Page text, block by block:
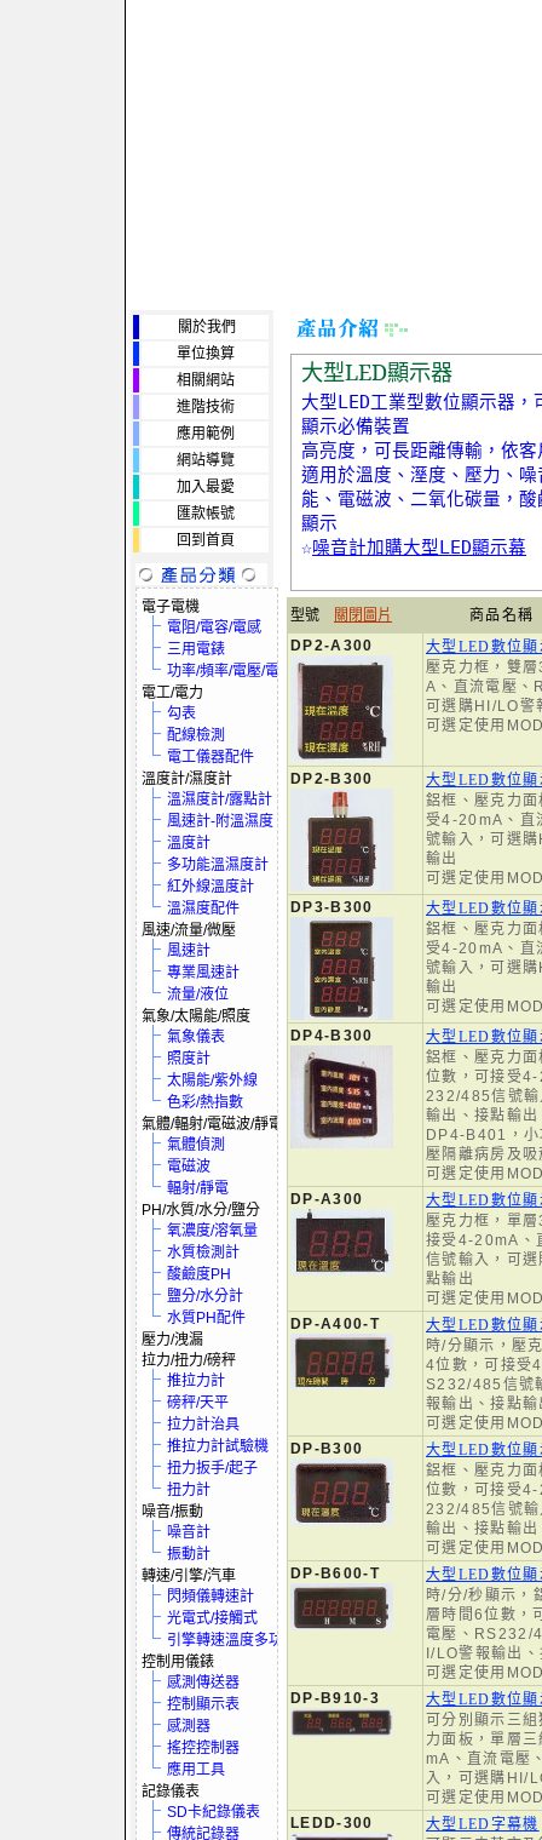
關於我們
單位換算
相關網站
進階技術
應用範例
網站導覽
加入最愛
匯款帳號
回到首頁
電子電機
電阻/電容/電感
三用電錶
功率/頻率/電壓/電流
電工/電力
勾表
配線檢測
電工儀器配件
溫度計/濕度計
溫濕度計/露點計
風速計-附溫濕度
溫度計
多功能溫濕度計
紅外線溫度計
溫濕度配件
風速/流量/微壓
風速計
專業風速計
流量/液位
氣象/太陽能/照度
氣象儀表
照度計
太陽能/紫外線
色彩/熱指數
氣體/輻射/電磁波/靜電
氣體偵測
電磁波
輻射/靜電
PH/水質/水分/鹽分
氧濃度/溶氧量
水質檢測計
酸鹼度PH
鹽分/水分計
水質PH配件
壓力/洩漏
拉力/扭力/磅秤
推拉力計
磅秤/天平
拉力計治具
推拉力計試驗機
扭力扳手/起子
扭力計
噪音/振動
噪音計
振動計
轉速/引擎/汽車
閃頻儀轉速計
光電式/接觸式
引擎轉速溫度多功電表
控制用儀錶
感測傳送器
控制顯示表
感測器
搖控控制器
應用工具
記錄儀表
SD卡紀錄儀表
傳統記錄器
大型LED顯示器
大型LED工業型數位顯示器
顯示必備裝置
高亮度，可長距離傳輸，依
適用於溫度、溼度、壓力、
能、電磁波、二氧化碳量，
顯示
☆噪音計加購大型LED顯示幕
型號 關閉圖片
商品名稱
DP2-A300
大型LED數位顯
壓克力框，雙
A、直流電壓
可選購HI/LO警
可選定使用
DP2-B300
大型LED數位顯
鋁框、壓克力
受4-20mA、直
號輸入，可選
輸出
可選定使用
DP3-B300
大型LED數位顯
鋁框、壓克力
受4-20mA、直
號輸入，可選
輸出
可選定使用
DP4-B300
大型LED數位顯
鋁框、壓克力
位數，可接受
232/485信號輸
輸出、接點輸出
DP4-B401，小
壓隔離病房及
可選定使用
DP-A300
大型LED數位顯
壓克力框，單
接受4-20mA、
信號輸入，可
點輸出
可選定使用
DP-A400-T
大型LED數位顯
時/分顯示，壓
4位數，可接受
S232/485信號
報輸出、接點輸
可選定使用
DP-B300
大型LED數位顯
鋁框、壓克力
位數，可接受
232/485信號輸
輸出、接點輸出
可選定使用
DP-B600-T
大型LED數位顯
時/分/秒顯示，
層時間6位數，
電壓、RS232/
I/LO警報輸出
可選定使用
DP-B910-3
大型LED數位顯
可分別顯示三
力面板，單層
mA、直流電壓
入，可選購HI/
可選定使用
LEDD-300
大型LED字幕機